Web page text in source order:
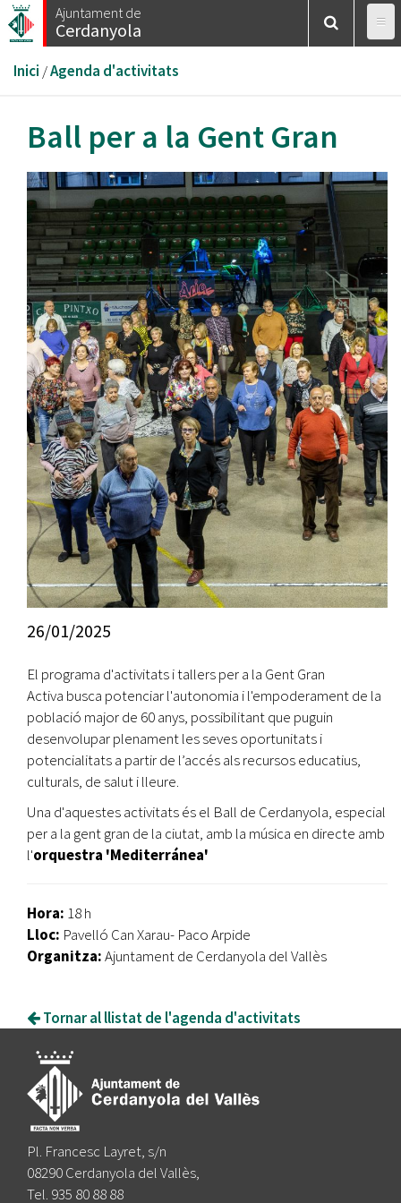
Vés
al
Ajuntament de
Cerdanyola
Esteu
aquí
Inici /Agenda d'activitats
Ball per a la Gent Gran
26/01/2025
El programa d'activitats i tallers per a la Gent Gran
Activa busca potenciar l'autonomia i l'empoderament de la
població major de 60 anys, possibilitant que puguin
desenvolupar plenament les seves oportunitats i
potencialitats a partir de l’accés als recursos educatius,
culturals, de salut i lleure.
Una d'aquestes activitats és el Ball de Cerdanyola, especial
per a la gent gran de la ciutat, amb la música en directe amb
l'orquestra 'Mediterránea'
Hora: 18 h
Lloc: Pavelló Can Xarau- Paco Arpide
Organitza:Ajuntament de Cerdanyola del Vallès
Tornar al llistat de l'agenda d'activitats
Pl. Francesc Layret, s/n
08290 Cerdanyola del Vallès,
Tel. 935 80 88 88